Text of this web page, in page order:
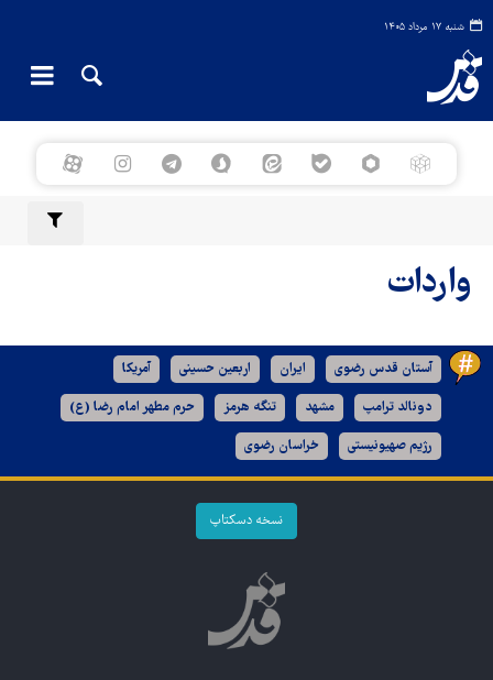
شنبه ۱۷ مرداد ۱۴۰۵
واردات
آستان قدس رضوی ایران اربعین حسینی آمریکا
دونالد ترامپ مشهد تنگه هرمز حرم مطهر امام رضا (ع)
رژیم صهیونیستی خراسان رضوی
نسخه دسکتاپ